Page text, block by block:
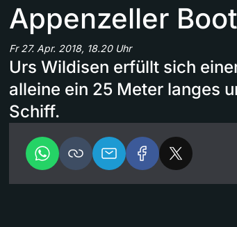
Appenzeller
Fr 27. Apr. 2018, 18.20 Uhr
Urs Wildisen erfüllt sich
alleine ein 25 Meter langes
Schiff.